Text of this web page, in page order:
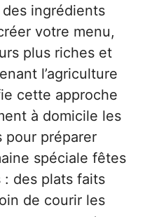
des ingrédients
votre menu,
plus riches et
l’agriculture
cette approche
à domicile les
pour préparer
spéciale fêtes
: des plats faits
de courir les